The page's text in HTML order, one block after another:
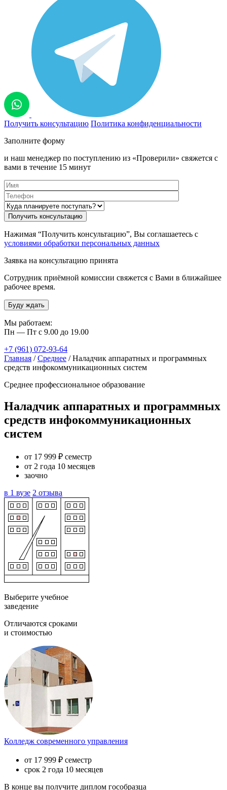
Получить консультацию Политика конфиденциальности
Заполните форму
и наш менеджер по поступлению из «Проверили» свяжется с
вами в течение 15 минут
Нажимая “Получить консультацию”, Вы соглашаетесь с
условиями обработки персональных данных
Заявка на консультацию принята
Сотрудник приёмной комиссии свяжется с Вами в ближайшее
рабочее время.
Буду ждать
Мы работаем:
Пн — Пт с 9.00 до 19.00
+7 (961) 072-93-64
Главная / Среднее / Наладчик аппаратных и программных
средств инфокоммуникационных систем
Среднее профессиональное образование
Наладчик аппаратных и программных
средств инфокоммуникационных
систем
от 17 999 ₽ семестр
от 2 года 10 месяцев
заочно
в 1 вузе 2 отзыва
Выберите учебное
заведение
Отличаются сроками
и стоимостью
Колледж современного управления
от 17 999 ₽ семестр
срок 2 года 10 месяцев
В конце вы получите диплом гособразца